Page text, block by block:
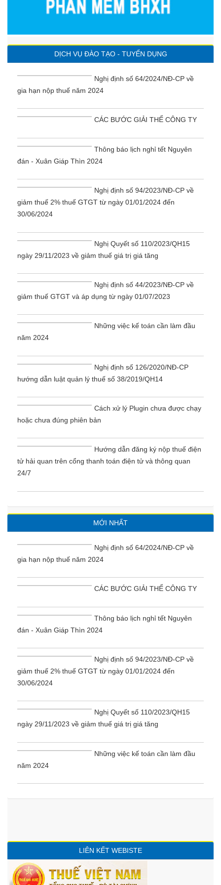
DỊCH VỤ ĐÀO TẠO - TUYỂN DỤNG
Nghị định số 64/2024/NĐ-CP về
gia hạn nộp thuế năm 2024
CÁC BƯỚC GIẢI THỂ CÔNG TY
Thông báo lịch nghỉ tết Nguyên
đán - Xuân Giáp Thìn 2024
Nghị định số 94/2023/NĐ-CP về
giảm thuế 2% thuế GTGT từ ngày 01/01/2024 đến
30/06/2024
Nghị Quyết số 110/2023/QH15
ngày 29/11/2023 về giảm thuế giá trị giá tăng
Nghị định số 44/2023/NĐ-CP về
giảm thuế GTGT và áp dụng từ ngày 01/07/2023
Những việc kế toán cần làm đầu
năm 2024
Nghị định số 126/2020/NĐ-CP
hướng dẫn luật quản lý thuế số 38/2019/QH14
Cách xử lý Plugin chưa được chạy
hoặc chưa đúng phiên bản
Hướng dẫn đăng ký nộp thuế điện
tử hải quan trên cổng thanh toán điện tử và thông quan
24/7
MỚI NHẤT
Nghị định số 64/2024/NĐ-CP về
gia hạn nộp thuế năm 2024
CÁC BƯỚC GIẢI THỂ CÔNG TY
Thông báo lịch nghỉ tết Nguyên
đán - Xuân Giáp Thìn 2024
Nghị định số 94/2023/NĐ-CP về
giảm thuế 2% thuế GTGT từ ngày 01/01/2024 đến
30/06/2024
Nghị Quyết số 110/2023/QH15
ngày 29/11/2023 về giảm thuế giá trị giá tăng
Những việc kế toán cần làm đầu
năm 2024
LIÊN KẾT WEBISTE